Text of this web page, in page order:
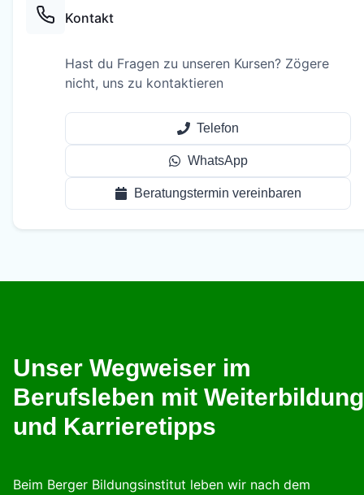
Kontakt
Hast du Fragen zu unseren Kursen? Zögere
nicht, uns zu kontaktieren
Telefon
WhatsApp
Beratungstermin vereinbaren
Unser Wegweiser im
Berufsleben mit Weiterbildung
und Karrieretipps
Beim Berger Bildungsinstitut leben wir nach dem